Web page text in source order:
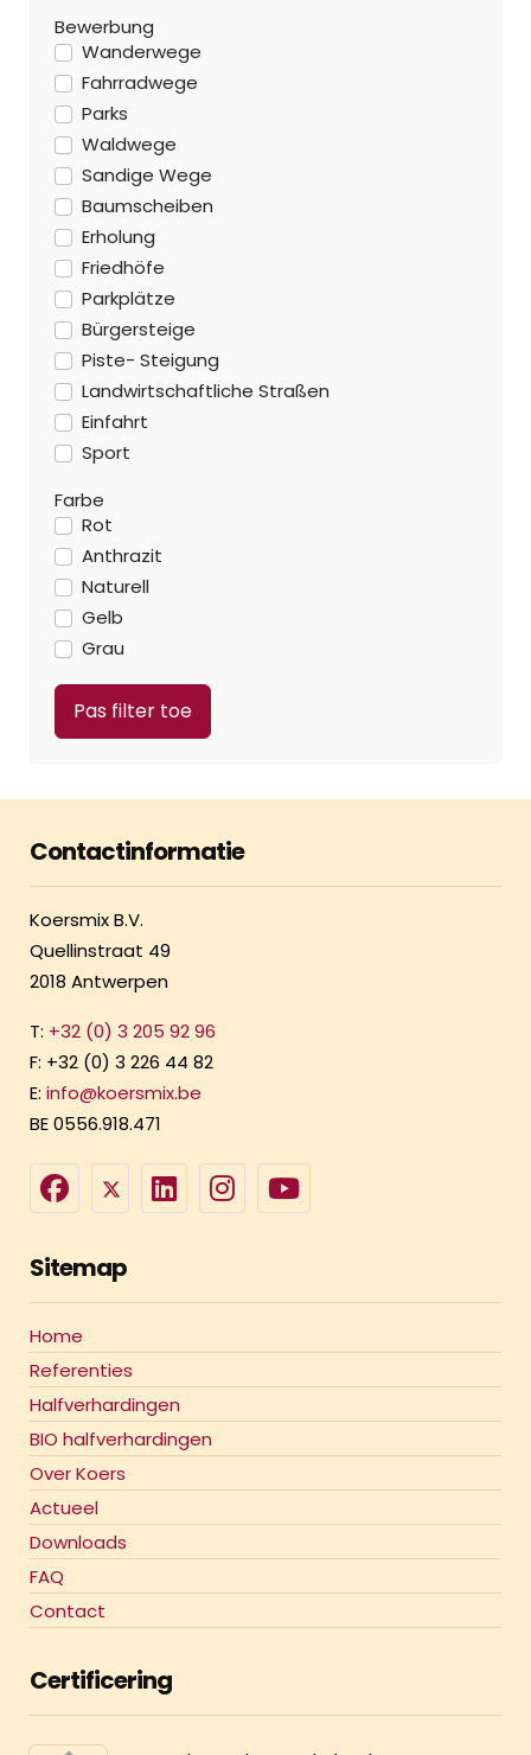
Bewerbung
Wanderwege
Fahrradwege
Parks
Waldwege
Sandige Wege
Baumscheiben
Erholung
Friedhöfe
Parkplätze
Bürgersteige
Piste- Steigung
Landwirtschaftliche Straßen
Einfahrt
Sport
Farbe
Rot
Anthrazit
Naturell
Gelb
Grau
Contactinformatie
Koersmix B.V.
Quellinstraat 49
2018 Antwerpen
T: +32 (0) 3 205 92 96
F: +32 (0) 3 226 44 82
E: info@koersmix.be
BE 0556.918.471
Sitemap
Home
Referenties
Halfverhardingen
BIO halfverhardingen
Over Koers
Actueel
Downloads
FAQ
Contact
Certificering